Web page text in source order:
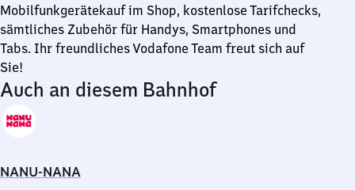
Mobilfunkgerätekauf im Shop, kostenlose Tarifchecks,
sämtliches Zubehör für Handys, Smartphones und
Tabs. Ihr freundliches Vodafone Team freut sich auf
Sie!
Auch an diesem Bahnhof
NANU-NANA